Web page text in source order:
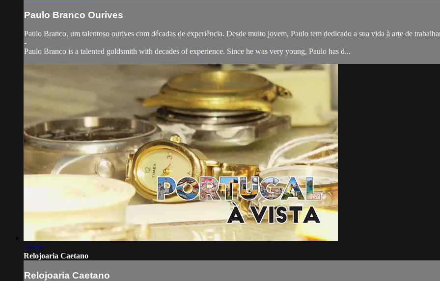
Paulo Branco Ourives
Paulo Branco, um talentoso ourives com décadas de experiência. Desde muito jovem, Paulo tem dedicado a sua vida à arte de
-
Paulo Branco is a talented goldsmith with decades of experience. Since he was very young, Paulo has d...
27:33
Relojoaria Caetano
Relojoaria Caetano